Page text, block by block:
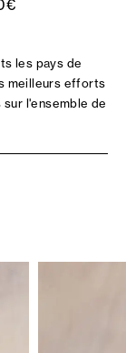
les pays de
meilleurs efforts
l'ensemble de